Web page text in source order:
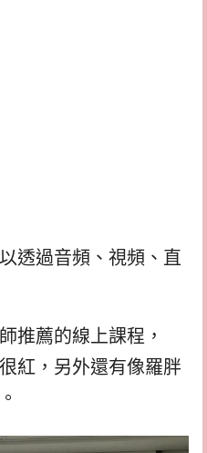
透過音頻、視頻、直
推薦的線上課程，
紅，另外還有像羅胖